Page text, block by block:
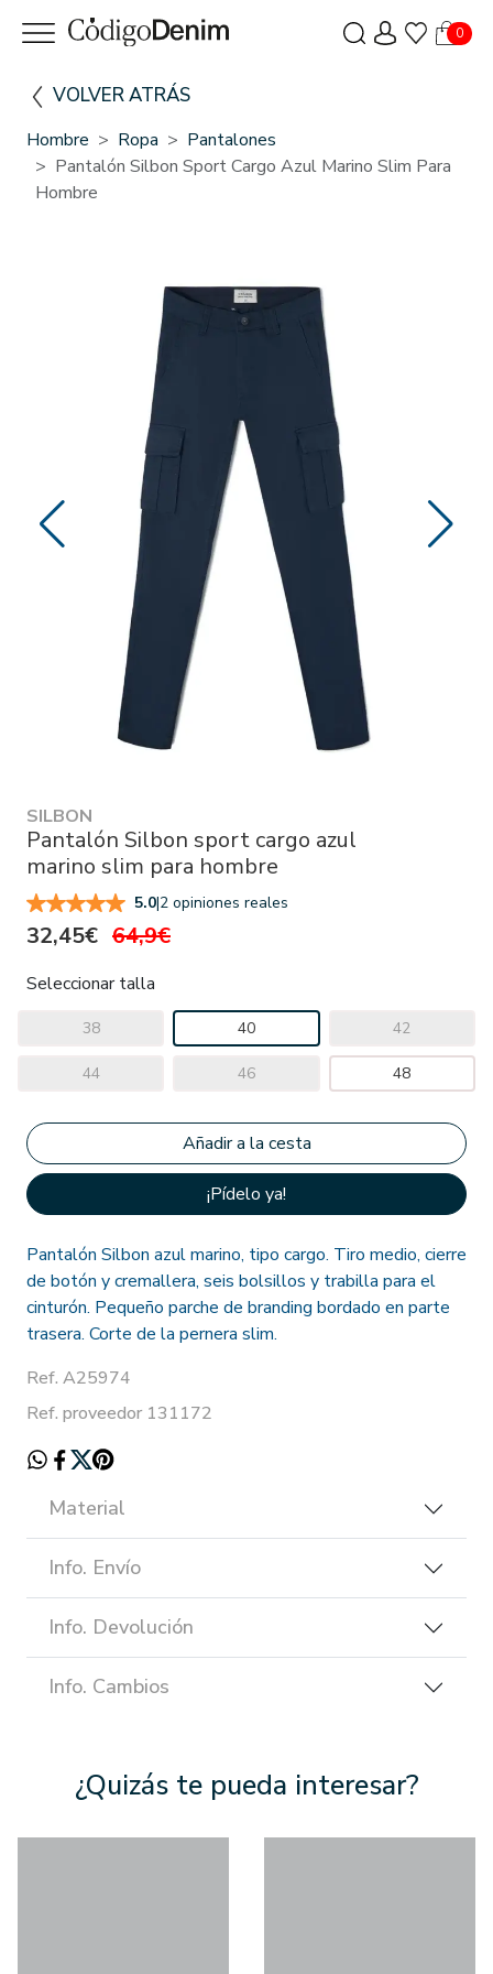
0
VOLVER ATRÁS
Hombre Ropa
Pantalones
Pantalón Silbon Sport Cargo Azul Marino Slim Para
Hombre
SILBON
Pantalón Silbon sport cargo azul
marino slim para hombre
5.0|2 opiniones reales
32,45€ 64,9€
Seleccionar talla
38 40 42
44 46 48
¡Pídelo ya!
Pantalón Silbon azul marino, tipo cargo. Tiro medio, cierre
de botón y cremallera, seis bolsillos y trabilla para el
cinturón. Pequeño parche de branding bordado en parte
trasera. Corte de la pernera slim.
Ref. A25974
Ref. proveedor 131172
Material
Info. Envío
Info. Devolución
Info. Cambios
¿Quizás te pueda interesar?